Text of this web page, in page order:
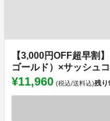
【3,000円OFF超早割
ゴールド）×サッシュ
¥11,960 (税込/送料込)残り